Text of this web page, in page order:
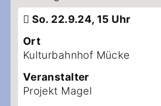
So. 22.9.24, 15 Uhr
Ort
Kulturbahnhof Mücke
Veranstalter
Projekt Magel